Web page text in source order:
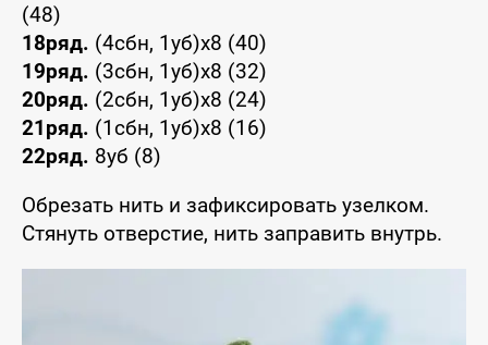
(48)
18ряд. (4сбн, 1уб)х8 (40)
19ряд. (3сбн, 1уб)х8 (32)
20ряд. (2сбн, 1уб)х8 (24)
21ряд. (1сбн, 1уб)х8 (16)
22ряд. 8уб (8)
Обрезать нить и зафиксировать узелком.
Стянуть отверстие, нить заправить внутрь.